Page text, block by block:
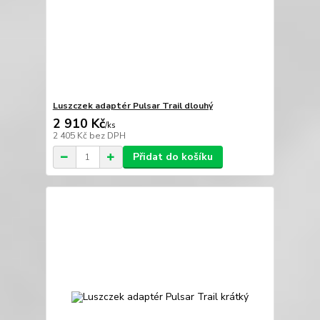
Luszczek adaptér Pulsar Trail dlouhý
2 910 Kč/ks
2 405 Kč bez DPH
Přidat do košíku